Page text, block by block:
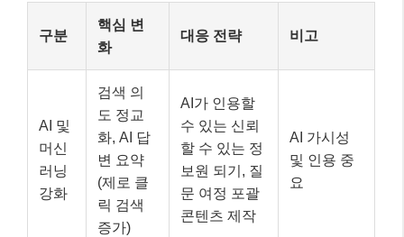
구분
핵심 변
화
대응 전략 비고
AI 및
머신
러닝
강화
검색 의
도 정교
화, AI 답
변 요약
(제로 클
릭 검색
증가)
AI가 인용할
수 있는 신뢰
할 수 있는 정
보원 되기, 질
문 여정 포괄
콘텐츠 제작
AI 가시성
및 인용 중
요